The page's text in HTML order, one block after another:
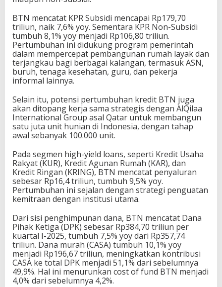
BTN mencatat KPR Subsidi mencapai Rp179,70
triliun, naik 7,6% yoy. Sementara KPR Non-Subsidi
tumbuh 8,1% yoy menjadi Rp106,80 triliun.
Pertumbuhan ini didukung program pemerintah
dalam mempercepat pembangunan rumah layak dan
terjangkau bagi berbagai kalangan, termasuk ASN,
buruh, tenaga kesehatan, guru, dan pekerja
informal lainnya.
Selain itu, potensi pertumbuhan kredit BTN juga
akan ditopang kerja sama strategis dengan AlQilaa
International Group asal Qatar untuk membangun
satu juta unit hunian di Indonesia, dengan tahap
awal sebanyak 100.000 unit.
Pada segmen high-yield loans, seperti Kredit Usaha
Rakyat (KUR), Kredit Agunan Rumah (KAR), dan
Kredit Ringan (KRING), BTN mencatat penyaluran
sebesar Rp16,4 triliun, tumbuh 9,5% yoy.
Pertumbuhan ini sejalan dengan strategi penguatan
kemitraan dengan institusi utama.
Dari sisi penghimpunan dana, BTN mencatat Dana
Pihak Ketiga (DPK) sebesar Rp384,70 triliun per
kuartal I-2025, tumbuh 7,5% yoy dari Rp357,74
triliun. Dana murah (CASA) tumbuh 10,1% yoy
menjadi Rp196,67 triliun, meningkatkan kontribusi
CASA ke total DPK menjadi 51,1% dari sebelumnya
49,9%. Hal ini menurunkan cost of fund BTN menjadi
4,0% dari sebelumnya 4,2%.